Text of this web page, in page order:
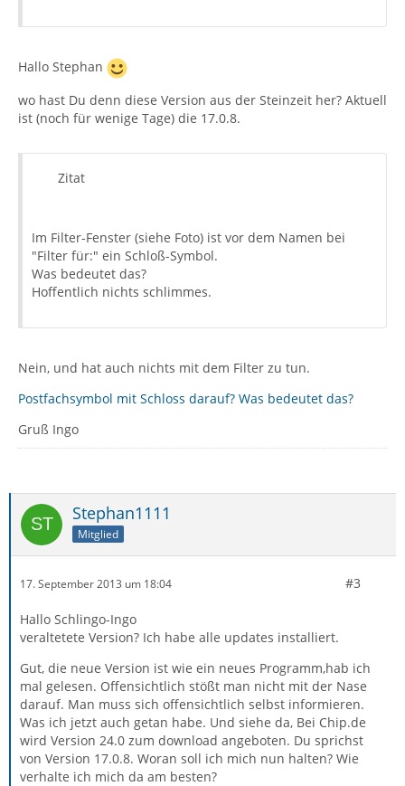
Hallo Stephan
wo hast Du denn diese Version aus der Steinzeit her? Aktuell
ist (noch für wenige Tage) die 17.0.8.
Zitat
Im Filter-Fenster (siehe Foto) ist vor dem Namen bei
"Filter für:" ein Schloß-Symbol.
Was bedeutet das?
Hoffentlich nichts schlimmes.
Nein, und hat auch nichts mit dem Filter zu tun.
Postfachsymbol mit Schloss darauf? Was bedeutet das?
Gruß Ingo
Stephan1111
Mitglied
17. September 2013 um 18:04 #3
Hallo Schlingo-Ingo
veraltetete Version? Ich habe alle updates installiert.
Gut, die neue Version ist wie ein neues Programm,hab ich
mal gelesen. Offensichtlich stößt man nicht mit der Nase
darauf. Man muss sich offensichtlich selbst informieren.
Was ich jetzt auch getan habe. Und siehe da, Bei Chip.de
wird Version 24.0 zum download angeboten. Du sprichst
von Version 17.0.8. Woran soll ich mich nun halten? Wie
verhalte ich mich da am besten?